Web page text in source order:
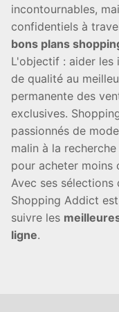
incontournables,
confidentiels à
bons plans
L'objectif : aider les
de qualité au
permanente des
exclusives.
passionnés de
malin à la
pour acheter moins
Avec ses sélections
Shopping Addict
suivre les
ligne.